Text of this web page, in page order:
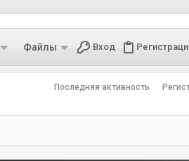
Файлы Вход
Последняя активность